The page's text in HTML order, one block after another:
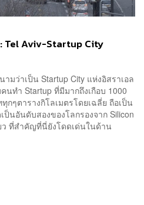
Tel Aviv-Startup City
มว่าเป็น Startup City แห่งอิสราเอล
นทำ Startup ที่มีมากถึงเกือบ 1000
ๆตารางกิโลเมตรโดยเฉลี่ย ถือเป็น
นอันดับสองของโลกรองจาก Silicon
ว ที่สำคัญที่นี่ยังโดดเด่นในด้าน